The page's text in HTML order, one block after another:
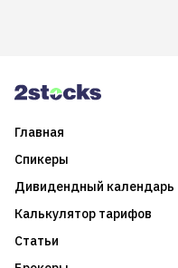
Главная
Спикеры
Дивидендный календарь
Калькулятор тарифов
Статьи